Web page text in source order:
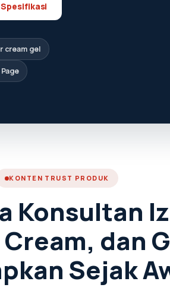
cream gel
KONTEN TRUST PRODUK
Konsultan
dan
Sejak